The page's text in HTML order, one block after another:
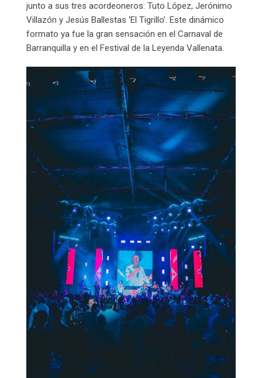
junto a sus tres acordeoneros: Tuto López, Jerónimo
Villazón y Jesús Ballestas ‘El Tigrillo’. Este dinámico
formato ya fue la gran sensación en el Carnaval de
Barranquilla y en el Festival de la Leyenda Vallenata.